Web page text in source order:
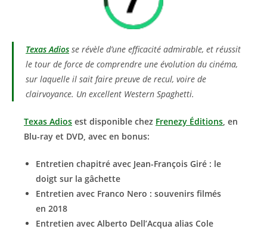
Texas Adios se révèle d’une efficacité admirable, et réussit
le tour de force de comprendre une évolution du cinéma,
sur laquelle il sait faire preuve de recul, voire de
clairvoyance. Un excellent Western Spaghetti.
Texas Adios est disponible chez Frenezy Éditions, en
Blu-ray et DVD, avec en bonus:
Entretien chapitré avec Jean-François Giré : le
doigt sur la gâchette
Entretien avec Franco Nero : souvenirs filmés
en 2018
Entretien avec Alberto Dell’Acqua alias Cole